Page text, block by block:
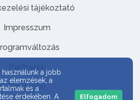
tájékoztató
Impresszum
Partnerek
Kapcsolat
a jobb
elemzések, a
és a
érdekében. A
Elfogadom